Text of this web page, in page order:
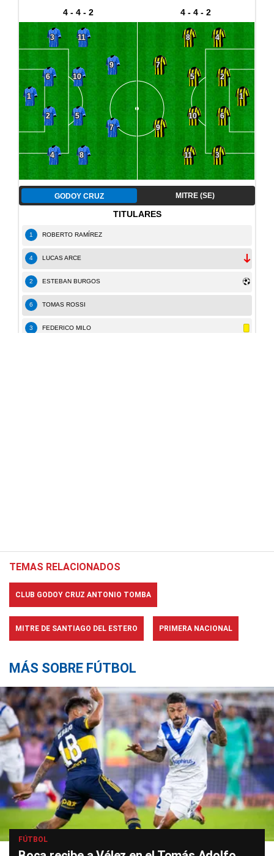
TEMAS RELACIONADOS
CLUB GODOY CRUZ ANTONIO TOMBA
MITRE DE SANTIAGO DEL ESTERO PRIMERA NACIONAL
MÁS SOBRE FÚTBOL
FÚTBOL